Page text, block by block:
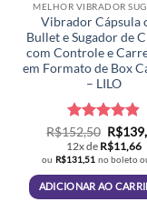
MELHOR VIBRADOR
Vibrador Cápsula
Bullet e Sugador de
com Controle e
em Formato de Box
– LILO
Avaliação
4.8de 5
R$152,50 O
preço
era:
R$
12x de R$11,66
ou R$131,51 no boleto
ADICIONAR AO